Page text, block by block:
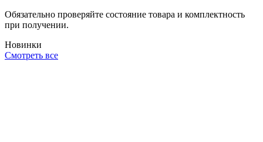
Обязательно проверяйте состояние товара и комплектность
при получении.
Новинки
Смотреть все